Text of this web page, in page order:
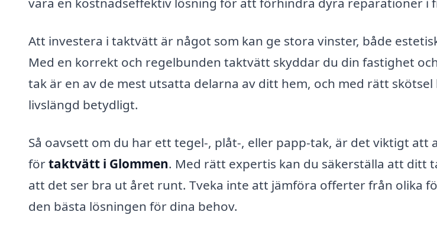
Att investera i taktvätt är något som kan ge stora vinster, både
Med en korrekt och regelbunden taktvätt skyddar du din fastighet
tak är en av de mest utsatta delarna av ditt hem, och med rätt
livslängd betydligt.
Så oavsett om du har ett tegel-, plåt-, eller papp-tak, är det viktigt att
förtaktvätt i Glommen. Med rätt expertis kan du säkerställa att ditt
att det ser bra ut året runt. Tveka inte att jämföra offerter från olika
den bästa lösningen för dina behov.